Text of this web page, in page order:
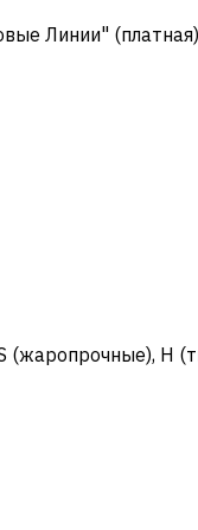
Линии" (платная)
(жаропрочные), H